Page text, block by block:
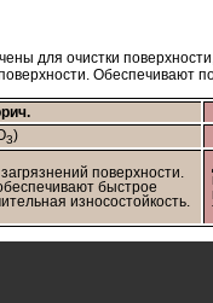
для очистки
Обеспечивают
3)
поверхности.
быстрое
износостойкость.